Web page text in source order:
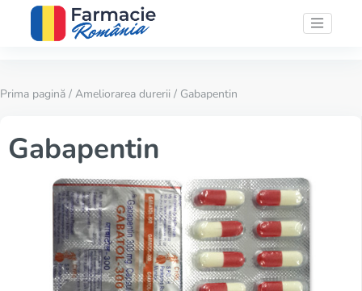
Prima pagină / Ameliorarea durerii / Gabapentin
Gabapentin